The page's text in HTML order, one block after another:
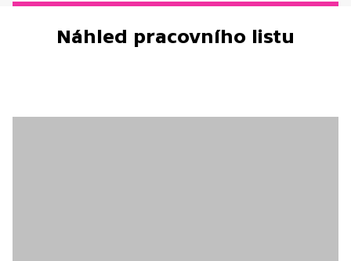
Náhled pracovního listu